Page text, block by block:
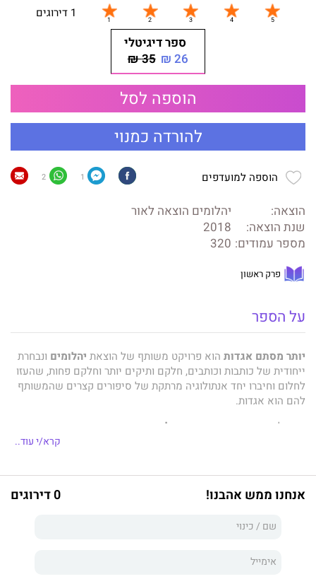
1 דירוגים
ספר דיגיטלי
26 ₪
35 ₪
הוספה לסל
להורדה כמנוי
הוספה למועדפים 1
2
הוצאה:
יהלומים הוצאה לאור
שנת הוצאה:
2018
מספר עמודים: 320
פרק ראשון
על הספר
יותר מסתם אגדות הוא פרויקט משותף של הוצאת יהלומים ונבחרת
ייחודית של כותבות וכותבים, חלקם ותיקים יותר וחלקם פחות, שהעזו
לחלום וחיברו יחד אנתולוגיה מרתקת של סיפורים קצרים שהמשותף
להם הוא אגדות.
קדם לו אוסף סיפורים קצרים
חלומות בהקיץ
אנחנו מזמינים אתכם להיכנס לעולמות שונים ומגוונים שבהם
המציאות היום יומית מתובלת בקסם עם נגיעות מהאגדות. בואו לחוות
במפתיע, על יצור בעל כוחות־על שכמעט מוותר על מקומה של
יצורים דמיוניים שסיפורם טומן בחובו מוסר השכל על טבעו של
קרא/י עוד..
אנחנו ממש אהבנו! 0 דירוגים